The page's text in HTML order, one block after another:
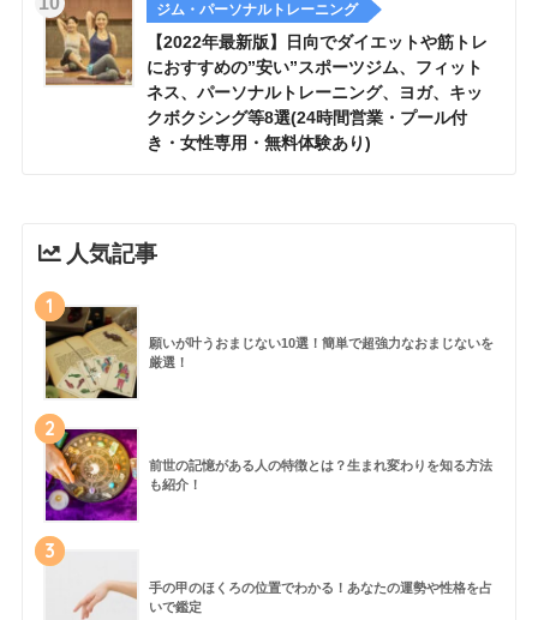
ジム・パーソナルトレーニング
【2022年最新版】日向でダイエットや筋トレ
におすすめの”安い”スポーツジム、フィット
ネス、パーソナルトレーニング、ヨガ、キッ
クボクシング等8選(24時間営業・プール付
き・女性専用・無料体験あり)
人気記事
1
願いが叶うおまじない10選！簡単で超強力なおまじないを
厳選！
2
前世の記憶がある人の特徴とは？生まれ変わりを知る方法
も紹介！
3
手の甲のほくろの位置でわかる！あなたの運勢や性格を占
いで鑑定